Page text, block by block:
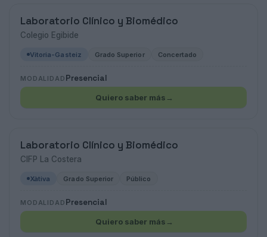
Laboratorio Clínico y Biomédico
Colegio Egibide
Vitoria-Gasteiz Grado Superior Concertado
MODALIDAD Presencial
Quiero saber más →
Laboratorio Clínico y Biomédico
CIFP La Costera
Xàtiva Grado Superior Público
MODALIDAD Presencial
Quiero saber más →